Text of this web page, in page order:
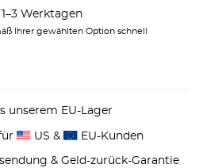
Werktagen
Ihrer gewählten Option schnell
unserem EU-Lager
US & EU-Kunden
& Geld-zurück-Garantie